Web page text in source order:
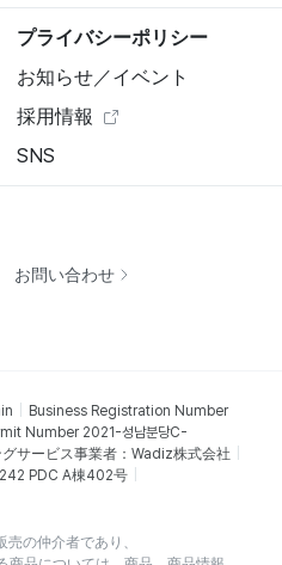
プライバシーポリシー
お知らせ／イベント
採用情報
SNS
お問い合わせ
Business Registration Number
Number 2021-성남분당C-
サービス事業者：Wadiz株式会社
PDC A棟402号
の仲介者であり、